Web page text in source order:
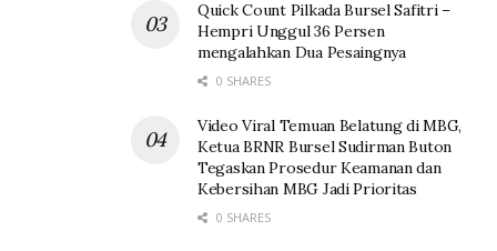
Quick Count Pilkada Bursel Safitri –
Hempri Unggul 36 Persen
mengalahkan Dua Pesaingnya
0 SHARES
Video Viral Temuan Belatung di MBG,
Ketua BRNR Bursel Sudirman Buton
Tegaskan Prosedur Keamanan dan
Kebersihan MBG Jadi Prioritas
0 SHARES